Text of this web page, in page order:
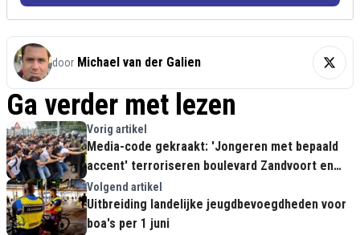
door Michael van der Galien
Ga verder met lezen
Vorig artikel
Media-code gekraakt: 'Jongeren met bepaald
accent' terroriseren boulevard Zandvoort en
steken beveiliger in gezicht
Volgend artikel
Uitbreiding landelijke jeugdbevoegdheden voor
boa's per 1 juni